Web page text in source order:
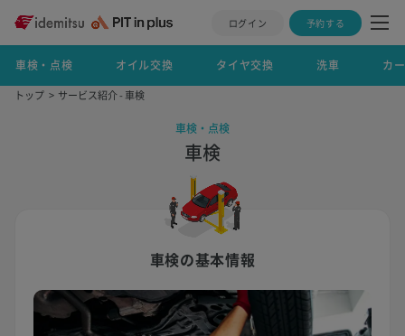
ログイン 予約する
車検・点検 オイル交換 タイヤ交換 洗車 カ
トップ サービス紹介 - 車検
車検・点検
車検
車検の基本情報